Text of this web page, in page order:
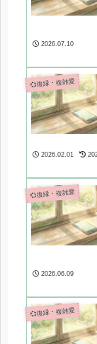
2026.07.10
💞復縁・複雑愛
2026.02.01
💞復縁・複雑愛
2026.06.09
💞復縁・複雑愛